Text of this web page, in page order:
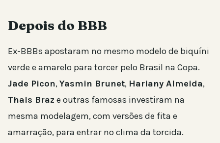
Depois do BBB
Ex-BBBs apostaram no mesmo modelo de biquíni
verde e amarelo para torcer pelo Brasil na Copa.
Jade Picon,Yasmin Brunet, Hariany Almeida,
Thais Braz e outras famosas investiram na
mesma modelagem, com versões de fita e
amarração, para entrar no clima da torcida.